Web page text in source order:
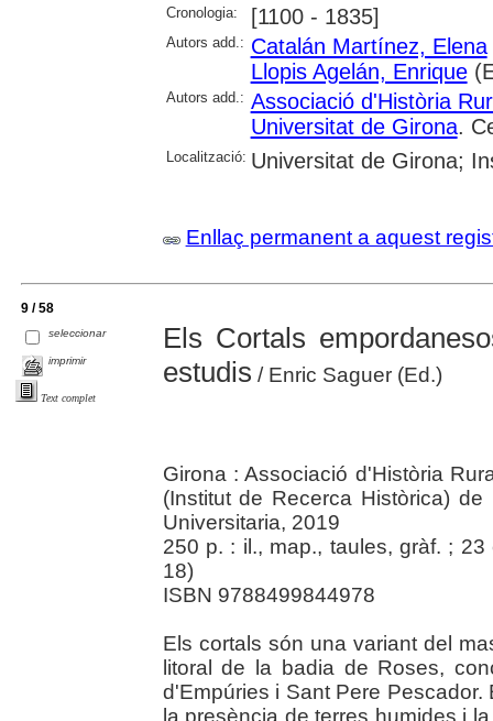
Cronologia: [1100 - 1835]
Autors add.: Catalán Martínez, Elena
Llopis Agelán, Enrique
Autors add.: Associació d'Història
Universitat de Girona.
Localització: Universitat de Girona;
Enllaç permanent a aquest
9 / 58
seleccionar
imprimir
Text complet
Els Cortals
estudis / Enric Saguer (Ed.)
Girona : Associació d'Història
(Institut de Recerca Històrica)
Universitaria, 2019
250 p. : il., map., taules, gràf. ; 23
18)
ISBN 9788499844978
Els cortals són una variant del
litoral de la badia de Roses,
d'Empúries i Sant Pere
la presència de terres humides i